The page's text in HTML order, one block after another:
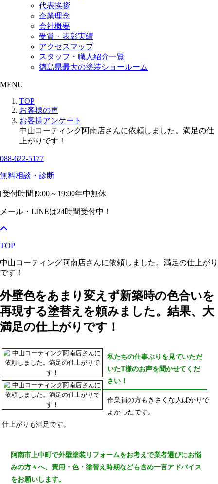
代表挨拶
企業理念
会社概要
受賞・表彰実績
アクセスマップ
スタッフ・職人紹介一覧
徳島県最大の塗装ショールーム
MENU
TOP
お客様の声
お客様アンケート
中山コーティング阿南店さんに依頼しました。満足の仕
上がりです！
088-622-5177
無料相談・診断
[受付時間]9:00～19:00年中無休
メール・LINEは24時間受付中！
TOP
中山コーティング阿南店さんに依頼しました。満足の仕上がり
です！
外壁色をあまり変えず新築時の色合いを
再現する塗替えを頼みました。結果、大
満足の仕上がりです！
私たちの仕事ぶりを見ていただ
いたT様のお声を聞かせてくだ
さい！
作業員の方もきさくな人ばかりで
よかったです。
仕上がりも満足です。
阿南市上中町で外壁塗装リフォームをお考えで業者選びにお悩
みの方々へ、費用・色・塗替え時期なども含め一言アドバイス
をお願いします。